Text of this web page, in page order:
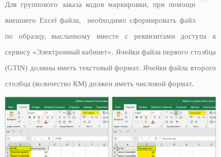
Для группового заказа кодов маркировки, при помощи
внешнего Excel файла, необходимо сформировать файл
по образцу, высланному вместе с реквизитами доступа к
сервису «Электронный кабинет». Ячейки файла первого столбца
(GTIN) должны иметь текстовый формат. Ячейки файла второго
столбца (количество КМ) должен иметь числовой формат.